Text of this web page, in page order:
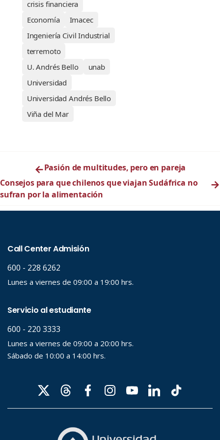
crisis financiera
Economía
Imacec
Ingeniería Civil Industrial
terremoto
U. Andrés Bello
unab
Universidad
Universidad Andrés Bello
Viña del Mar
←Pasión de multitudes, pero en pareja
Consejos para que chilenos que viajan Sudáfrica no
sufran por la alimentación
→